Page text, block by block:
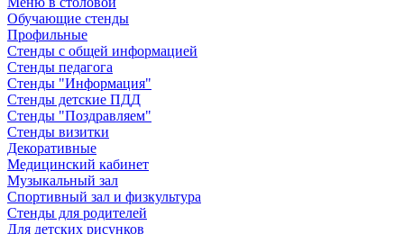
Обучающие стенды
Профильные
Стенды с общей информацией
Стенды педагога
Стенды "Информация"
Стенды детские ПДД
Стенды "Поздравляем"
Стенды визитки
Декоративные
Медицинский кабинет
Музыкальный зал
Спортивный зал и физкультура
Стенды для родителей
Для детских рисунков